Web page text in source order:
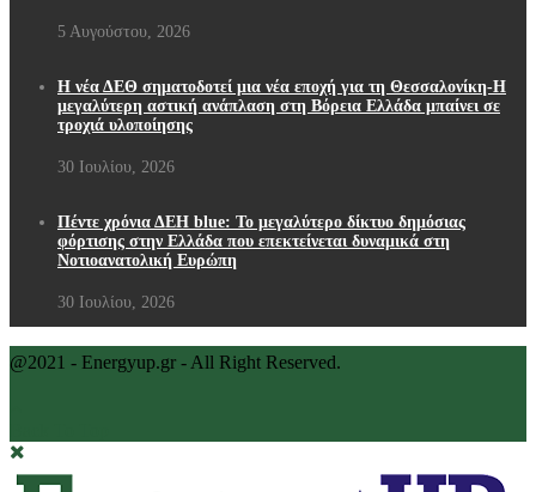
5 Αυγούστου, 2026
Η νέα ΔΕΘ σηματοδοτεί μια νέα εποχή για τη Θεσσαλονίκη-Η
μεγαλύτερη αστική ανάπλαση στη Βόρεια Ελλάδα μπαίνει σε
τροχιά υλοποίησης
30 Ιουλίου, 2026
Πέντε χρόνια ΔΕΗ blue: Το μεγαλύτερο δίκτυο δημόσιας
φόρτισης στην Ελλάδα που επεκτείνεται δυναμικά στη
Νοτιοανατολική Ευρώπη
30 Ιουλίου, 2026
@2021 - Energyup.gr - All Right Reserved.